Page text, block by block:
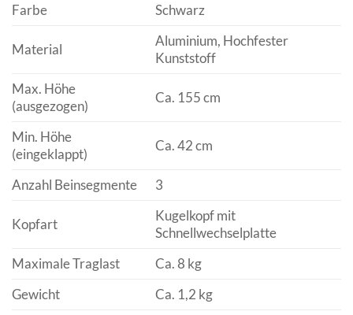
Farbe
Schwarz
Material
Aluminium, Hochfester
Kunststoff
Max. Höhe
(ausgezogen)
Ca. 155 cm
Min. Höhe
(eingeklappt)
Ca. 42 cm
Anzahl Beinsegmente 3
Kopfart
Kugelkopf mit
Schnellwechselplatte
Maximale Traglast
Ca. 8 kg
Gewicht
Ca. 1,2 kg